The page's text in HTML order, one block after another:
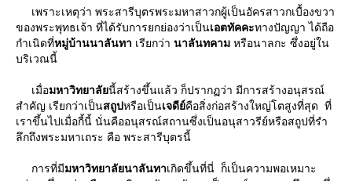
เพราะเหตุว่า พระสารีบุตรพระมหาสาวกผู้เป็นอัครสาวกเบื้องขวา
ของพระพุทธเจ้า ที่ได้รับการยกย่องว่าเป็นเอตทัคคะทางปัญญา ได้ถือ
กําเนิดที่หมู่บ้านนาลันทา เรียกว่า นาลันทคาม หรือนาลกะ ซึ่งอยู่ใน
บริเวณนี้
เมื่อมหาวิทยาลันี้สร้างขึ้นแล้ว ก็ปรากฏว่า มีการสร้างอนุสรณ์
สําคัญ เรียกว่าเป็นสถูปหรือเป็นเจดีย์คือสิ่งก่อสร้างใหญ่โตสูงที่สุด ที่
เราขึ้นไปเมื่อกี้นี้ นั่นคืออนุสรณ์สถานซึ่งเป็นอนุสาวรีย์หรือสถูปที่รํา
ลึกถึงพระมหาเถระ คือ พระสารีบุตรนี้
การที่มีมหาวิทยาลัยนาลันทาเกิดขึ้นที่นี่ ก็เป็นความพอเหมาะ